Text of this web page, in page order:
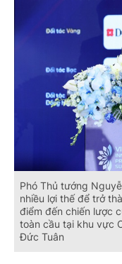
Phó Thủ tướng
nhiều lợi thế để trở
điểm đến chiến lược
toàn cầu tại khu vực
Đức Tuân